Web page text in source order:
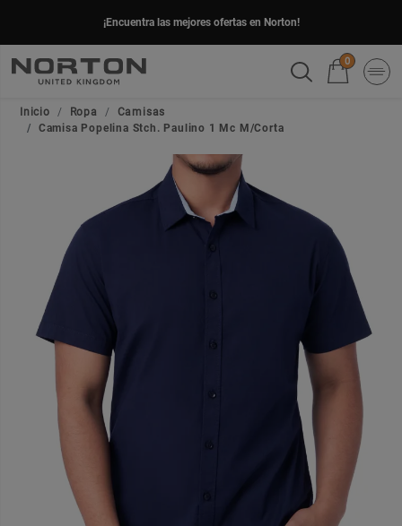
¡Encuentra las mejores ofertas en Norton!
0
Inicio Ropa
Camisas
Camisa Popelina Stch. Paulino 1 Mc M/Corta